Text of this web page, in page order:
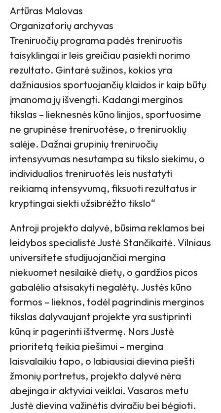
Artūras Malovas
Organizatorių archyvas
Treniruočių programa padės treniruotis
taisyklingai ir leis greičiau pasiekti norimo
rezultato. Gintarė sužinos, kokios yra
dažniausios sportuojančių klaidos ir kaip būtų
įmanoma jų išvengti. Kadangi merginos
tikslas – lieknesnės kūno linijos, sportuosime
ne grupinėse treniruotėse, o treniruoklių
salėje. Dažnai grupinių treniruočių
intensyvumas nesutampa su tikslo siekimu, o
individualios treniruotės leis nustatyti
reikiamą intensyvumą, fiksuoti rezultatus ir
kryptingai siekti užsibrėžto tikslo“
Antroji projekto dalyvė, būsima reklamos bei
leidybos specialistė Justė Stančikaitė. Vilniaus
universitete studijuojančiai mergina
niekuomet nesilaikė dietų, o gardžios picos
gabalėlio atsisakyti negalėtų. Justės kūno
formos – lieknos, todėl pagrindinis merginos
tikslas dalyvaujant projekte yra sustiprinti
kūną ir pagerinti ištvermę. Nors Justė
prioritetą teikia piešimui – mergina
laisvalaikiu tapo, o labiausiai dievina piešti
žmonių portretus, projekto dalyvė nėra
abejinga ir aktyviai veiklai. Vasaros metu
Justė dievina važinėtis dviračiu bei bėgioti.